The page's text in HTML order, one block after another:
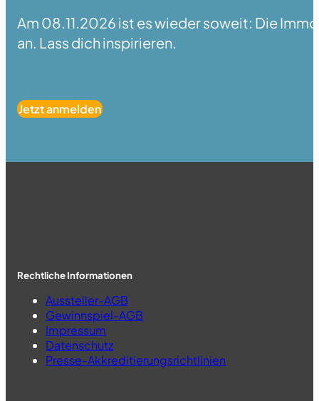
Am 08.11.2026 ist es wieder soweit: Die
an. Lass dich inspirieren.
Jetzt anmelden
Rechtliche Informationen
Aussteller-AGB
Gewinnspiel-AGB
Impressum
Datenschutz
Presse-Akkreditierungsrichtlinien